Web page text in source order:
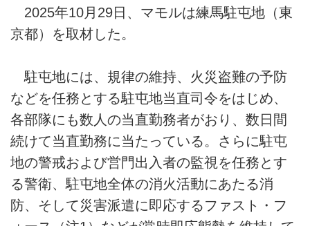
2025年10月29日、マモルは練馬駐屯地（東
京都）を取材した。
駐屯地には、規律の維持、火災盗難の予防
などを任務とする駐屯地当直司令をはじめ、
各部隊にも数人の当直勤務者がおり、数日間
続けて当直勤務に当たっている。さらに駐屯
地の警戒および営門出入者の監視を任務とす
る警衛、駐屯地全体の消火活動にあたる消
防、そして災害派遣に即応するファスト・フ